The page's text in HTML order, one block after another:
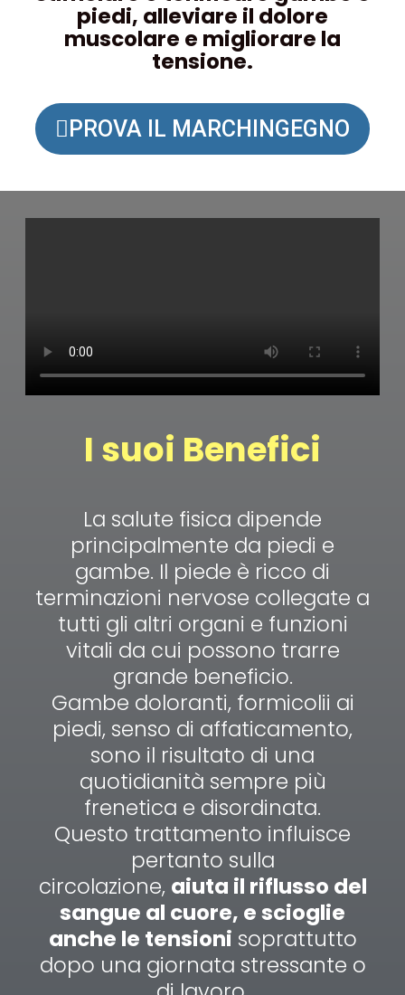
piedi, alleviare il dolore
muscolare e migliorare la
tensione.
PROVA IL MARCHINGEGNO
I suoi Benefici
La salute fisica dipende
principalmente da piedi e
gambe. Il piede è ricco di
terminazioni nervose collegate a
tutti gli altri organi e funzioni
vitali da cui possono trarre
grande beneficio.
Gambe doloranti, formicolii ai
piedi, senso di affaticamento,
sono il risultato di una
quotidianità sempre più
frenetica e disordinata.
Questo trattamento influisce
pertanto sulla
circolazione, aiuta il riflusso del
sangue al cuore, e scioglie
anche le tensioni soprattutto
dopo una giornata stressante o